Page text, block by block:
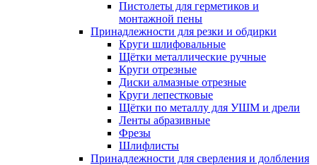
Пистолеты для герметиков и
монтажной пены
Принадлежности для резки и обдирки
Круги шлифовальные
Щётки металлические ручные
Круги отрезные
Диски алмазные отрезные
Круги лепестковые
Щётки по металлу для УШМ и дрели
Ленты абразивные
Фрезы
Шлифлисты
Принадлежности для сверления и долбления